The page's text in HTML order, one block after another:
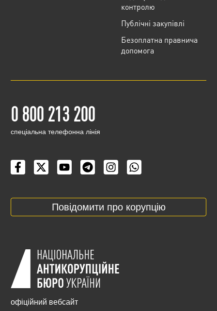
контролю
Публічні закупівлі
Безоплатна правнича
допомога
0 800 213 200
cпеціальна телефонна лінія
Повідомити про корупцію
офіційний вебсайт